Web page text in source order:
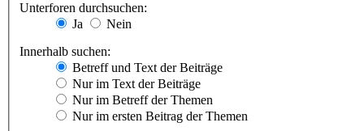
Unterforen durchsuchen:
Ja
Nein
Innerhalb suchen:
Betreff und Text der Beiträge
Nur im Text der Beiträge
Nur im Betreff der Themen
Nur im ersten Beitrag der Themen